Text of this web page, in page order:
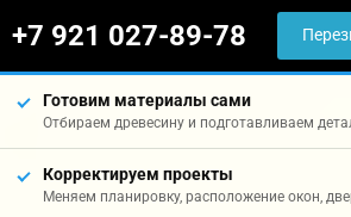
+7 921 027-89-78
Готовим материалы сами
Отбираем древесину и подготавливаем
Корректируем проекты
Меняем планировку, расположение окон,